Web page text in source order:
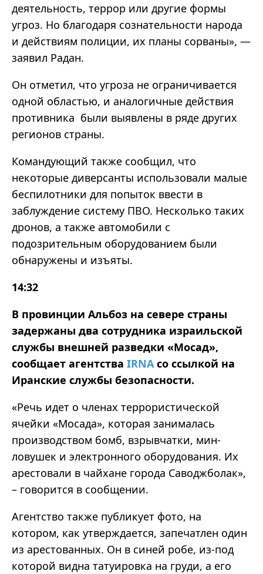
деятельность, террор или другие формы
угроз. Но благодаря сознательности народа
и действиям полиции, их планы сорваны», —
заявил Радан.
Он отметил, что угроза не ограничивается
одной областью, и аналогичные действия
противника были выявлены в ряде других
регионов страны.
Командующий также сообщил, что
некоторые диверсанты использовали малые
беспилотники для попыток ввести в
заблуждение систему ПВО. Несколько таких
дронов, а также автомобили с
подозрительным оборудованием были
обнаружены и изъяты.
14:32
В провинции Альбоз на севере страны
задержаны два сотрудника израильской
службы внешней разведки «Мосад»,
сообщает агентства IRNAсо ссылкой на
Иранские службы безопасности.
«Речь идет о членах террористической
ячейки «Мосада», которая занималась
производством бомб, взрывчатки, мин-
ловушек и электронного оборудования. Их
арестовали в чайхане города Саводжболак»,
– говорится в сообщении.
Агентство также публикует фото, на
котором, как утверждается, запечатлен один
из арестованных. Он в синей робе, из-под
которой видна татуировка на груди, а его